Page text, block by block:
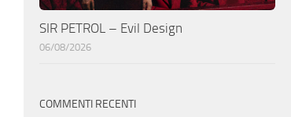
SIR PETROL – Evil Design
06/08/2026
COMMENTI RECENTI